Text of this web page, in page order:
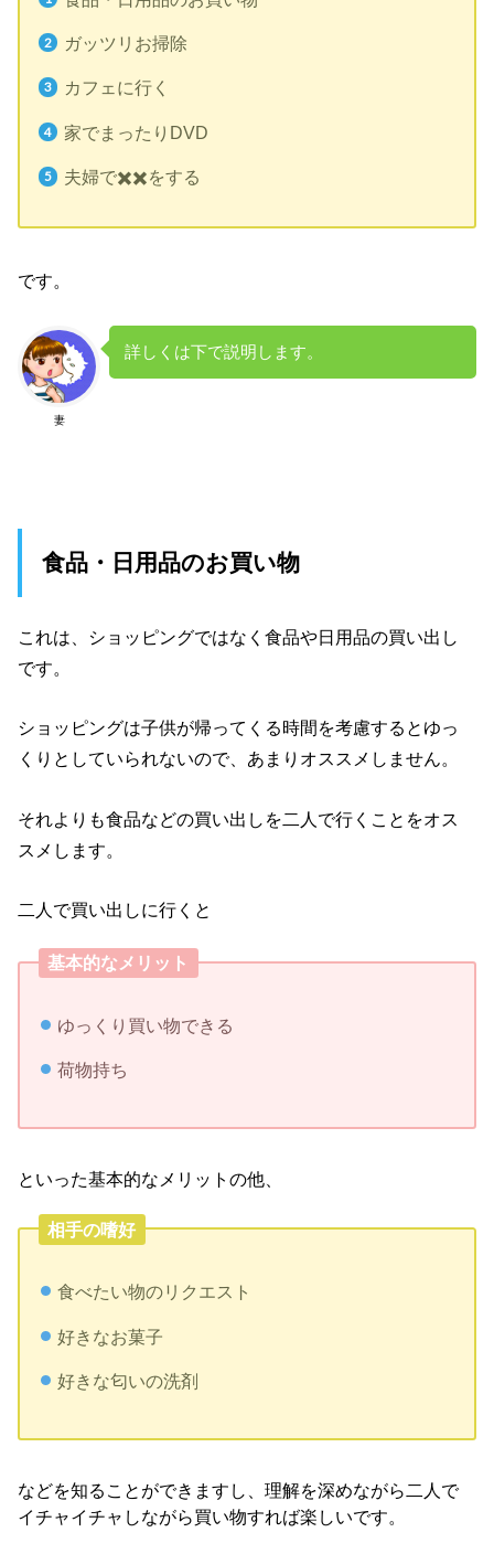
ガッツリお掃除
カフェに行く
家でまったりDVD
夫婦で✖️✖️をする
です。
妻
詳しくは下で説明します。
食品・日用品のお買い物
これは、ショッピングではなく食品や日用品の買い出し
です。
ショッピングは子供が帰ってくる時間を考慮するとゆっ
くりとしていられないので、あまりオススメしません。
それよりも食品などの買い出しを二人で行くことをオス
スメします。
二人で買い出しに行くと
基本的なメリット
ゆっくり買い物できる
荷物持ち
といった基本的なメリットの他、
相手の嗜好
食べたい物のリクエスト
好きなお菓子
好きな匂いの洗剤
などを知ることができますし、理解を深めながら二人で
イチャイチャしながら買い物すれば楽しいです。